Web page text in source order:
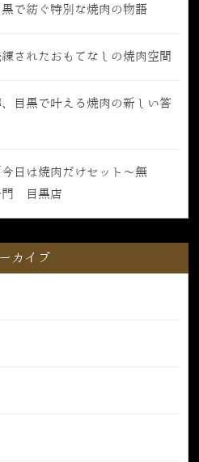
で紡ぐ特別な焼肉の物語
されたおもてなしの焼肉空間
目黒で叶える焼肉の新しい答
日は焼肉だけセット〜無
門 目黒店
カイブ